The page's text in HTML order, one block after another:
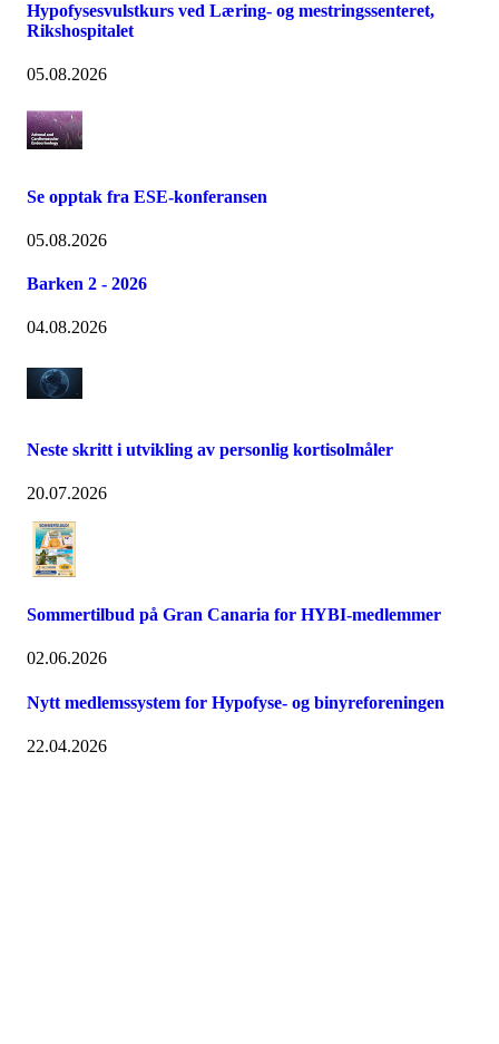
Hypofysesvulstkurs ved Læring- og mestringssenteret,
Rikshospitalet
05.08.2026
Se opptak fra ESE-konferansen
05.08.2026
Barken 2 - 2026
04.08.2026
Neste skritt i utvikling av personlig kortisolmåler
20.07.2026
Sommertilbud på Gran Canaria for HYBI-medlemmer
02.06.2026
Nytt medlemssystem for Hypofyse- og binyreforeningen
22.04.2026